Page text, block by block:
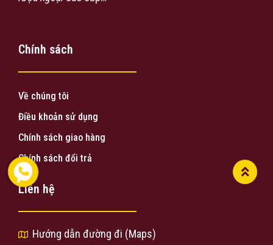
Chính sách
Về chúng tôi
Điều khoản sử dụng
Chính sách giao hàng
Chính sách đổi trả
Liên hệ
Hướng dẫn đường đi (Maps)